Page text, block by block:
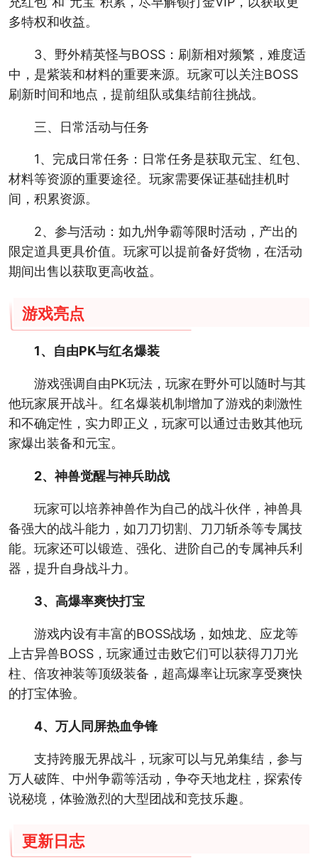
多特权和收益。
3、野外精英怪与BOSS：刷新相对频繁，难度适
中，是紫装和材料的重要来源。玩家可以关注BOSS
刷新时间和地点，提前组队或集结前往挑战。
三、日常活动与任务
1、完成日常任务：日常任务是获取元宝、红包、
材料等资源的重要途径。玩家需要保证基础挂机时
间，积累资源。
2、参与活动：如九州争霸等限时活动，产出的
限定道具更具价值。玩家可以提前备好货物，在活动
期间出售以获取更高收益。
游戏亮点
1、自由PK与红名爆装
游戏强调自由PK玩法，玩家在野外可以随时与其
他玩家展开战斗。红名爆装机制增加了游戏的刺激性
和不确定性，实力即正义，玩家可以通过击败其他玩
家爆出装备和元宝。
2、神兽觉醒与神兵助战
玩家可以培养神兽作为自己的战斗伙伴，神兽具
备强大的战斗能力，如刀刀切割、刀刀斩杀等专属技
能。玩家还可以锻造、强化、进阶自己的专属神兵利
器，提升自身战斗力。
3、高爆率爽快打宝
游戏内设有丰富的BOSS战场，如烛龙、应龙等
上古异兽BOSS，玩家通过击败它们可以获得刀刀光
柱、倍攻神装等顶级装备，超高爆率让玩家享受爽快
的打宝体验。
4、万人同屏热血争锋
支持跨服无界战斗，玩家可以与兄弟集结，参与
万人破阵、中州争霸等活动，争夺天地龙柱，探索传
说秘境，体验激烈的大型团战和竞技乐趣。
更新日志